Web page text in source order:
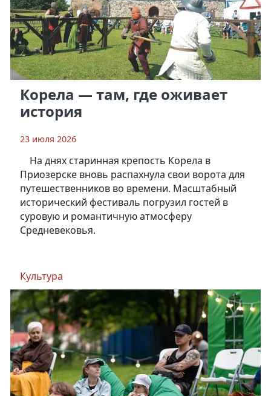
Корела — там, где оживает
история
23 июля 2026
На днях старинная крепость Корела в
Приозерске вновь распахнула свои ворота для
путешественников во времени. Масштабный
исторический фестиваль погрузил гостей в
суровую и романтичную атмосферу
Средневековья.
Культура